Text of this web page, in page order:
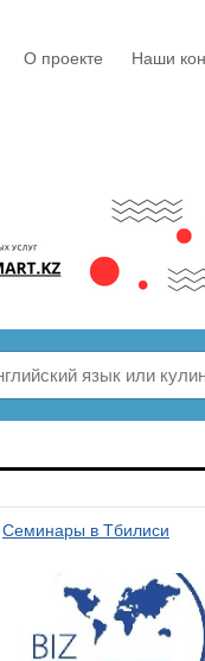
О проекте Наши
Семинары в Тбилиси